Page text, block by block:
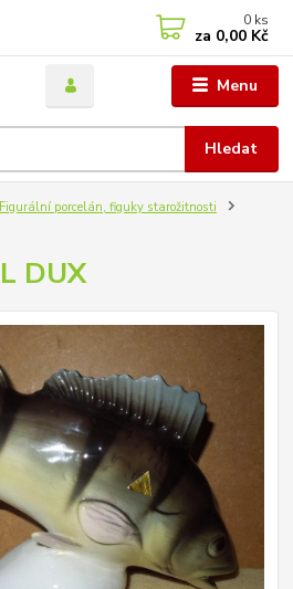
Menu
Hledat
0 ks
za 0,00 Kč
Figurální porcelán, figuky starožitnosti
DUX